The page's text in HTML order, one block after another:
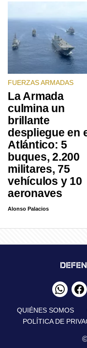
FUERZAS ARMADAS
La Armada
culmina un
brillante
despliegue en
Atlántico: 5
buques, 2.200
militares, 75
vehículos y 10
aeronaves
Alonso Palacios
QUIÉNES SOMOS
POLÍTICA DE